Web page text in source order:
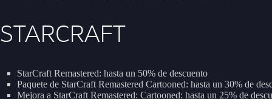
STARCRAFT
StarCraft Remastered: hasta un 50% de descuento
Paquete de StarCraft Remastered Cartooned: hasta un 30% de
Mejora a StarCraft Remastered: Cartooned: hasta un 25% de